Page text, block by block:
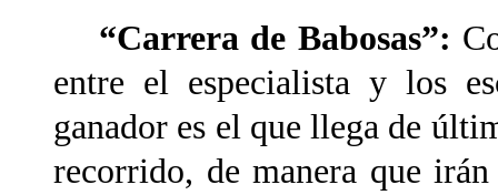
“Carrera de Babosas”:
entre el especialista y los
ganador es el que llega de
recorrido, de manera que